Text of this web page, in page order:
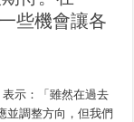
些機會讓各
示：「雖然在過去
並調整方向，但我們